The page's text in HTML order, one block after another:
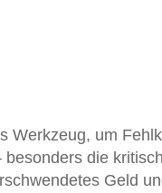
Werkzeug, um
die
Geld